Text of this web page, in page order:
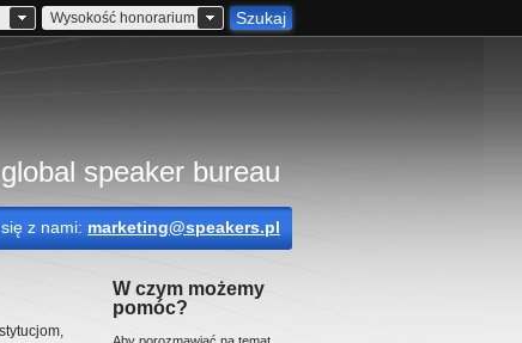
Wysokość honorarium Szukaj
speaker bureau
z nami: marketing@speakers.pl
W czym możemy
pomóc?